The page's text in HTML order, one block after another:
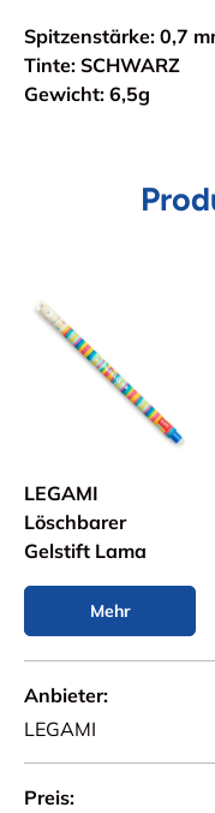
Spitzenstärke: 0,7
Tinte: SCHWARZ
Gewicht: 6,5g
LEGAMI
Löschbarer
Gelstift Lama
Mehr
Anbieter
LEGAMI
Preis